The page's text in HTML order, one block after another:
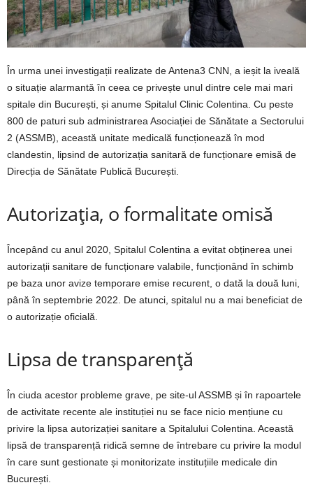
În urma unei investigații realizate de Antena3 CNN, a ieșit la iveală
o situație alarmantă în ceea ce privește unul dintre cele mai mari
spitale din București, și anume Spitalul Clinic Colentina. Cu peste
800 de paturi sub administrarea Asociației de Sănătate a Sectorului
2 (ASSMB), această unitate medicală funcționează în mod
clandestin, lipsind de autorizația sanitară de funcționare emisă de
Direcția de Sănătate Publică București.
Autorizația, o formalitate omisă
Începând cu anul 2020, Spitalul Colentina a evitat obținerea unei
autorizații sanitare de funcționare valabile, funcționând în schimb
pe baza unor avize temporare emise recurent, o dată la două luni,
până în septembrie 2022. De atunci, spitalul nu a mai beneficiat de
o autorizație oficială.
Lipsa de transparență
În ciuda acestor probleme grave, pe site-ul ASSMB și în rapoartele
de activitate recente ale instituției nu se face nicio mențiune cu
privire la lipsa autorizației sanitare a Spitalului Colentina. Această
lipsă de transparență ridică semne de întrebare cu privire la modul
în care sunt gestionate și monitorizate instituțiile medicale din
București.